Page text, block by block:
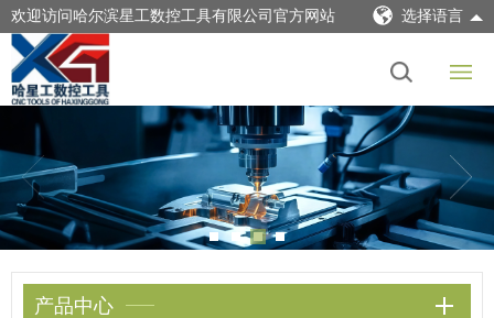
欢迎访问哈尔滨星工数控工具有限公司官方网站 选择语言
产品中心